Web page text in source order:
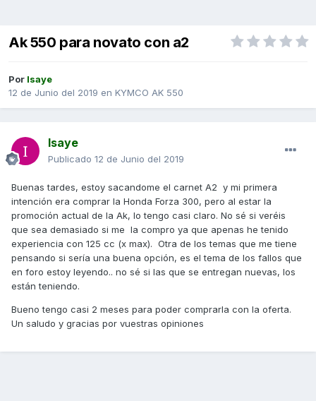
Ak 550 para novato con a2
Por Isaye
12 de Junio del 2019 en KYMCO AK 550
Isaye
Publicado 12 de Junio del 2019
Buenas tardes, estoy sacandome el carnet A2 y mi primera
intención era comprar la Honda Forza 300, pero al estar la
promoción actual de la Ak, lo tengo casi claro. No sé si veréis
que sea demasiado si me la compro ya que apenas he tenido
experiencia con 125 cc (x max). Otra de los temas que me tiene
pensando si sería una buena opción, es el tema de los fallos que
en foro estoy leyendo.. no sé si las que se entregan nuevas, los
están teniendo.
Bueno tengo casi 2 meses para poder comprarla con la oferta.
Un saludo y gracias por vuestras opiniones